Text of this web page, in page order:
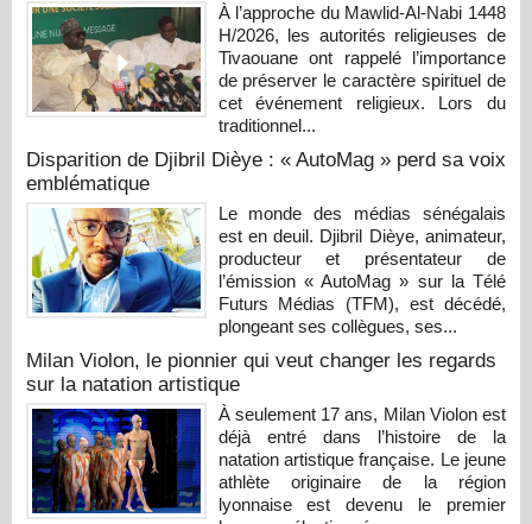
À l’approche du Mawlid-Al-Nabi 1448
H/2026, les autorités religieuses de
Tivaouane ont rappelé l’importance
de préserver le caractère spirituel de
cet événement religieux. Lors du
traditionnel...
Disparition de Djibril Dièye : « AutoMag » perd sa voix
emblématique
Le monde des médias sénégalais
est en deuil. Djibril Dièye, animateur,
producteur et présentateur de
l’émission « AutoMag » sur la Télé
Futurs Médias (TFM), est décédé,
plongeant ses collègues, ses...
Milan Violon, le pionnier qui veut changer les regards
sur la natation artistique
À seulement 17 ans, Milan Violon est
déjà entré dans l’histoire de la
natation artistique française. Le jeune
athlète originaire de la région
lyonnaise est devenu le premier